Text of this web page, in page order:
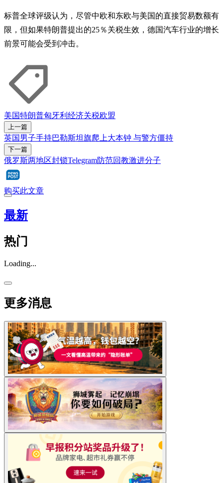
标普全球评级认为，尽管中欧和东欧与美国的直接贸易数额有
限，但如果特朗普提出的25％关税生效，德国汽车行业的增长
前景可能会受到冲击。
美国特朗普匈牙利 经济关税欧盟
上一篇
英国男子手持巴勒斯坦旗爬上大本钟 与警方僵持
下一篇
俄罗斯两地区封锁Telegram防范回教激进分子
购买此文章
最新
热门
Loading...
更多消息